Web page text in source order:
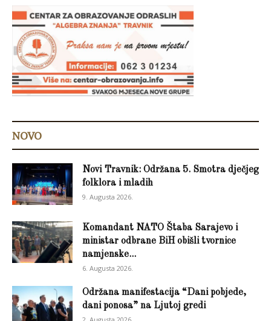
NOVO
Novi Travnik: Održana 5. Smotra dječjeg
folklora i mladih
9. Augusta 2026.
Komandant NATO Štaba Sarajevo i
ministar odbrane BiH obišli tvornice
namjenske...
6. Augusta 2026.
Održana manifestacija “Dani pobjede,
dani ponosa” na Ljutoj gredi